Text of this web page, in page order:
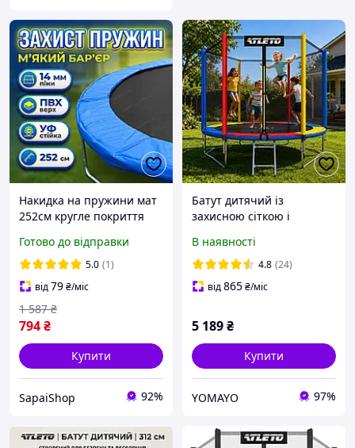
Накидка на пружини мат
252см кругле покриття
пружин накидка
поліпропілен уф стійка
Готово до відправки
5.0 (1)
від79₴/міс
794₴
1 587 ₴
Купити
SapaiShop 92%
Батут дитячий із
захисною сіткою і
multikolor + рукавиці у
подарунок
В наявності
4.8 (24)
від865₴/міс
5 189₴
Купити
YOMAYO 97%